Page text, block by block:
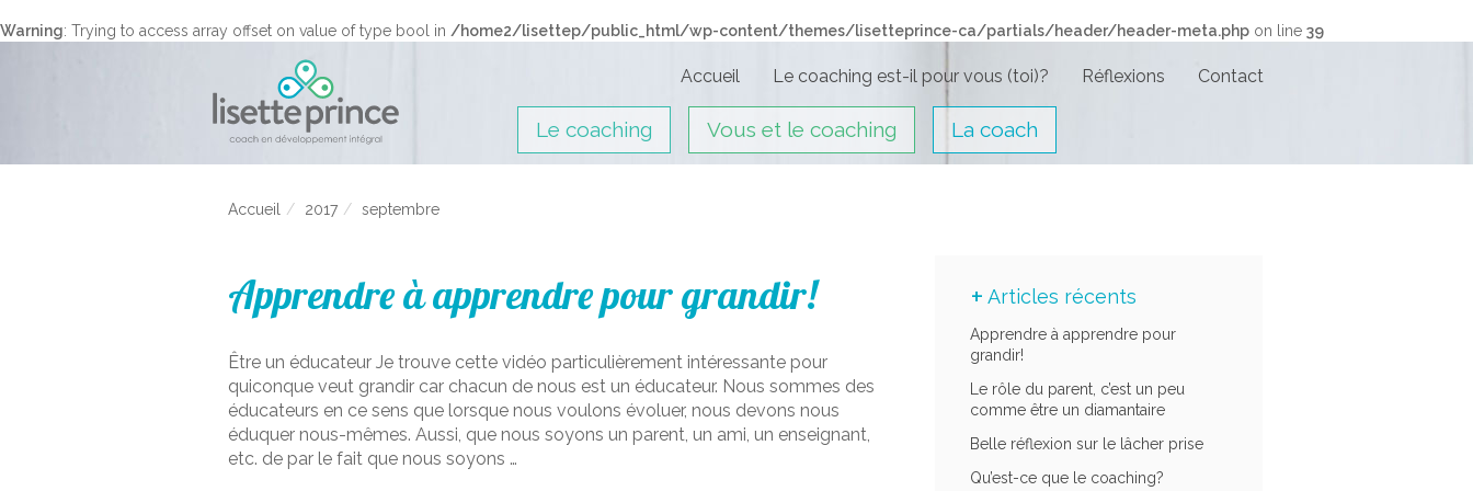
Warning: Trying to access array offset on value of type bool in /home2/lisettep/public_html/wp-content/themes/lisetteprince-ca/partials/header/header-meta.php on line 39
Accueil Le coaching est-il pour vous (toi)? Réflexions Contact
Le coaching Vous et le coaching La coach
Accueil 2017 septembre
Apprendre à apprendre pour grandir!
Être un éducateur Je trouve cette vidéo particulièrement intéressante pour
quiconque veut grandir car chacun de nous est un éducateur. Nous sommes des
éducateurs en ce sens que lorsque nous voulons évoluer, nous devons nous
éduquer nous-mêmes. Aussi, que nous soyons un parent, un ami, un enseignant,
etc. de par le fait que nous soyons …
Articles récents
Apprendre à apprendre pour
grandir!
Le rôle du parent, c’est un peu
comme être un diamantaire
Belle réflexion sur le lâcher prise
Qu’est-ce que le coaching?